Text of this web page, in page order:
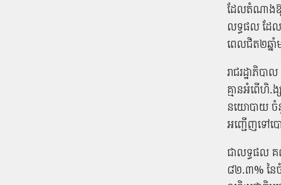
ដែល​តំណាង​ឱ្
លទ្ធផល​ ដែល​
ពេល​ជិត​២​ឆ្នាំ​
រាជរដ្ឋាភិប
គ្មាន​អំពើ​ហិ.​
នយោបាយ ចំ
អញ្ជើញ​ទៅ​ប
ជា​លទ្ធផល
៨២.៣% នៃ​ចំ